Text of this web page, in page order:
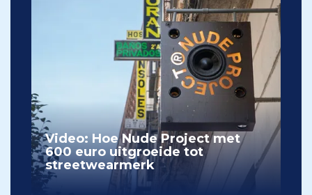
Video: Hoe Nude Project met
600 euro uitgroeide tot
streetwearmerk